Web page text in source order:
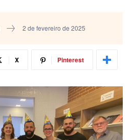
2 de fevereiro de 2025
X Pinterest